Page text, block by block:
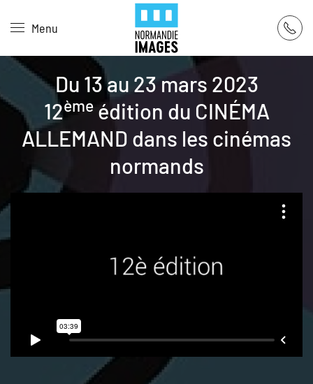
Skip to main content
Menu
Du 13 au 23 mars 2023
12èmeédition du CINÉMA
ALLEMAND dans les cinémas
normands
Panneau de gestion des cookies